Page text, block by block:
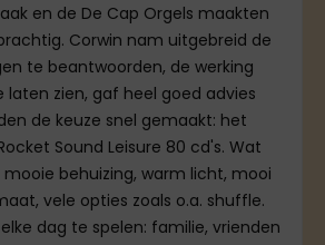
en de De Cap Orgels maakten
Corwin nam uitgebreid de
te beantwoorden, de werking
laten zien, gaf heel goed advies
de keuze snel gemaakt: het
Sound Leisure 80 cd's. Wat
behuizing, warm licht, mooi
vele opties zoals o.a. shuffle.
dag te spelen: familie, vrienden